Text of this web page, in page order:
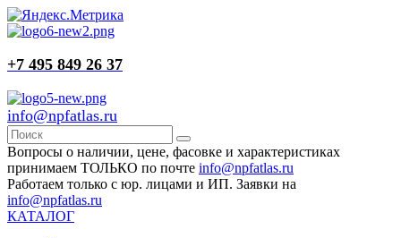
+7 495 849 26 37
info@npfatlas.ru
Вопросы о наличии, цене, фасовке и характеристиках
принимаем ТОЛЬКО по почте info@npfatlas.ru
Работаем только с юр. лицами и ИП. Заявки на
info@npfatlas.ru
КАТАЛОГ